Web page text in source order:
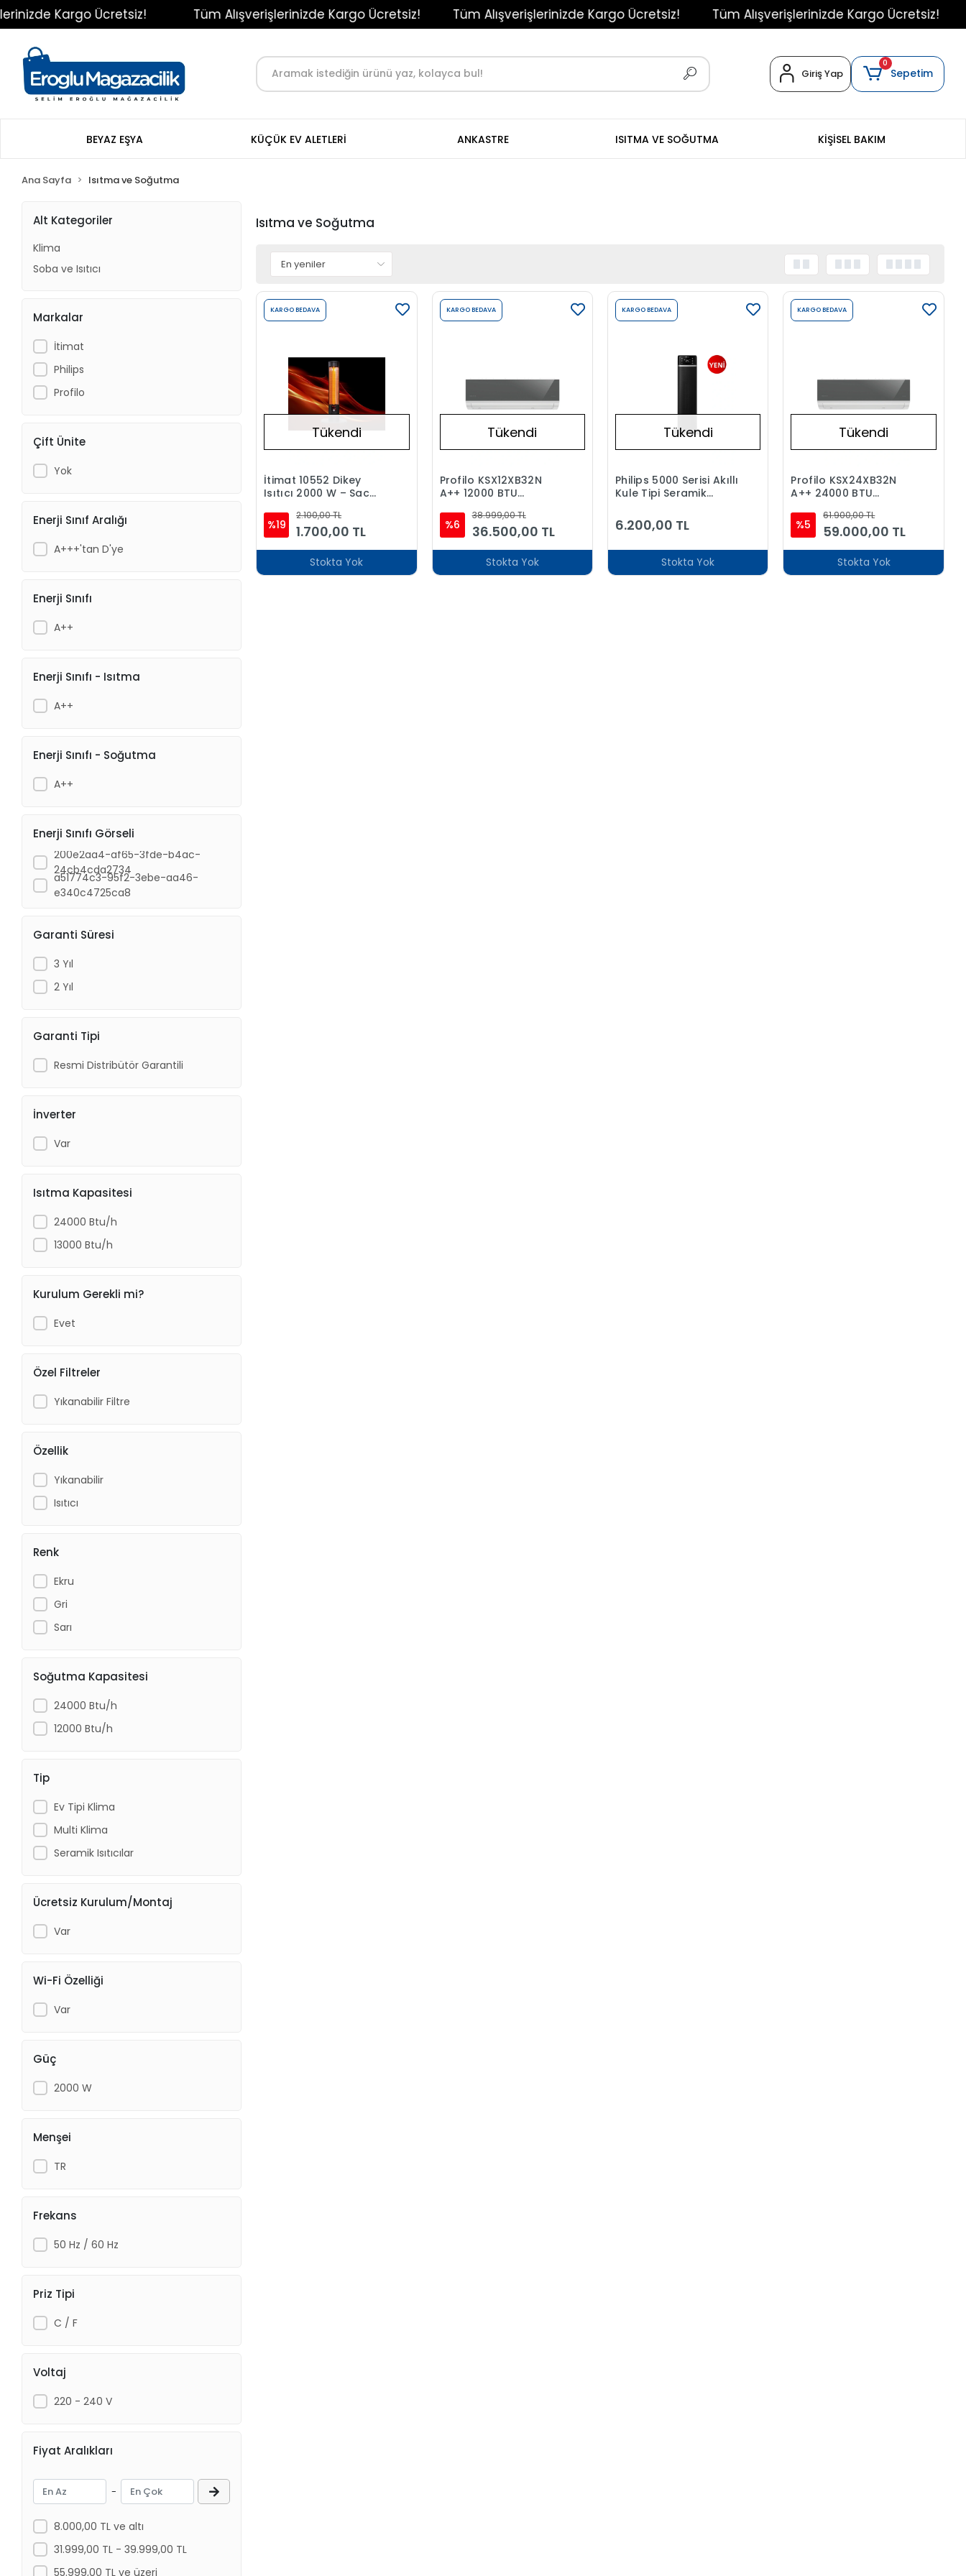
Kargo Ücretsiz! Tüm Alışverişlerinizde Kargo Ücretsiz! Tüm Alışverişlerinizde Kargo Ücretsiz! Tüm Alışverişlerinizde Kargo Ücretsiz! Tüm
Giriş Yap
0
Sepetim
BEYAZ EŞYA KÜÇÜK EV ALETLERİ ANKASTRE ISITMA VE SOĞUTMA KİŞİSEL BAKIM
Ana Sayfa Isıtma ve Soğutma
Alt Kategoriler
Klima
Soba ve Isıtıcı
Markalar
İtimat
Philips
Profilo
Çift Ünite
Yok
Enerji Sınıf Aralığı
A+++'tan D'ye
Enerji Sınıfı
A++
Enerji Sınıfı - Isıtma
A++
Enerji Sınıfı - Soğutma
A++
Enerji Sınıfı Görseli
200e2aa4-af65-3fde-b4ac-
24cb4cda2734
a51774c3-95f2-3ebe-aa46-
e340c4725ca8
Garanti Süresi
3 Yıl
2 Yıl
Garanti Tipi
Resmi Distribütör Garantili
İnverter
Var
Isıtma Kapasitesi
24000 Btu/h
13000 Btu/h
Kurulum Gerekli mi?
Evet
Özel Filtreler
Yıkanabilir Filtre
Özellik
Yıkanabilir
Isıtıcı
Renk
Ekru
Gri
Sarı
Soğutma Kapasitesi
24000 Btu/h
12000 Btu/h
Tip
Ev Tipi Klima
Multi Klima
Seramik Isıtıcılar
Ücretsiz Kurulum/Montaj
Var
Wi-Fi Özelliği
Var
Güç
2000 W
Menşei
TR
Frekans
50 Hz / 60 Hz
Priz Tipi
C / F
Voltaj
220 - 240 V
Fiyat Aralıkları
-
8.000,00 TL ve altı
31.999,00 TL - 39.999,00 TL
55.999,00 TL ve üzeri
Isıtma ve Soğutma
KARGO BEDAVA
Tükendi
İtimat 10552 Dikey
Isıtıcı 2000 W – Sac
%19
2.100,00 TL
1.700,00 TL
Stokta Yok
KARGO BEDAVA
Tükendi
Profilo KSX12XB32N
A++ 12000 BTU
Klima
%6
38.999,00 TL
36.500,00 TL
Stokta Yok
KARGO BEDAVA
Tükendi
Philips 5000 Serisi Akıllı
Kule Tipi Seramik
ısıtma, CX5120/11
6.200,00 TL
Stokta Yok
KARGO BEDAVA
Tükendi
Profilo KSX24XB32N
A++ 24000 BTU
Klima
%5
61.900,00 TL
59.000,00 TL
Stokta Yok